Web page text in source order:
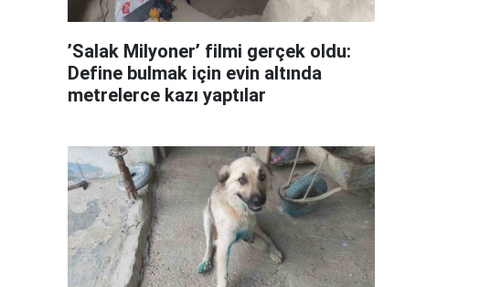
’Salak Milyoner’ filmi gerçek oldu:
Define bulmak için evin altında
metrelerce kazı yaptılar